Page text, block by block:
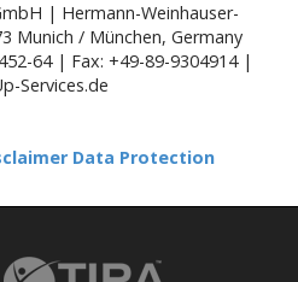
| Hermann-Weinhauser-
Munich / München, Germany
64 | Fax: +49-89-9304914 |
Services.de
Data Protection